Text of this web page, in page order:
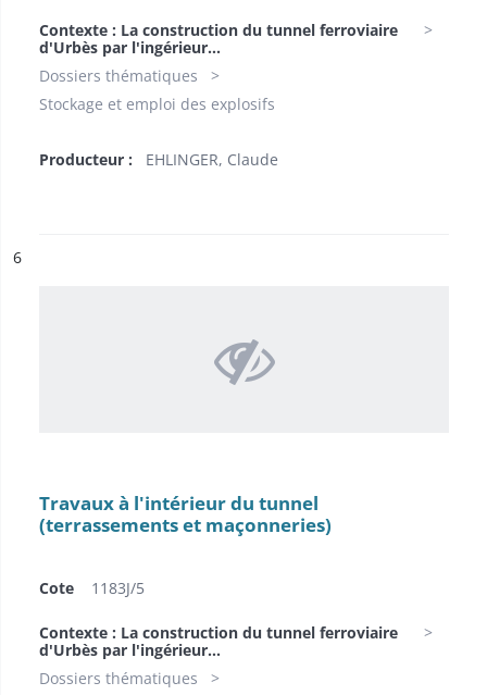
Contexte : La construction du tunnel ferroviaire
d'Urbès par l'ingérieur...
Dossiers thématiques
Stockage et emploi des explosifs
Producteur : EHLINGER, Claude
n°
6
Travaux à l'intérieur du tunnel
(terrassements et maçonneries)
Cote 1183J/5
Contexte : La construction du tunnel ferroviaire
d'Urbès par l'ingérieur...
Dossiers thématiques